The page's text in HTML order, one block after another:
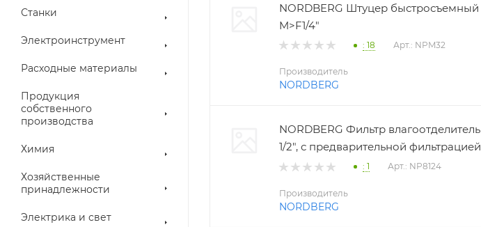
Станки
Электроинструмент
Расходные материалы
Продукция
собственного
производства
Химия
Хозяйственные
принадлежности
Электрика и свет
NORDBERG Штуцер быстросъемный
M>F1/4"
: 18 Арт.: NPM32
Производитель
NORDBERG
NORDBERG Фильтр влагоотделитель
1/2", с предварительной фильтрацией
: 1 Арт.: NP8124
Производитель
NORDBERG